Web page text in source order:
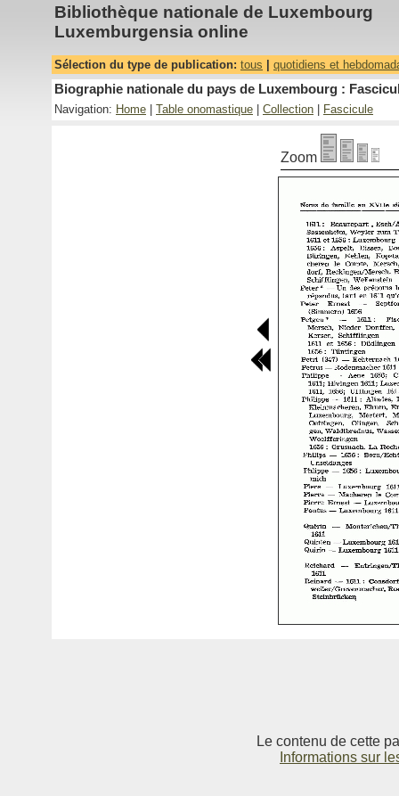
Bibliothèque nationale de Luxembourg
Luxemburgensia online
Sélection du type de publication: tous quotidiens et
Biographie nationale du pays de Luxembourg :
Navigation: Home Table onomastique Collection Fascicule
Zoom
Le contenu de cette
Informations sur